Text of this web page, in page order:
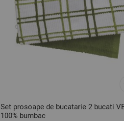
Set prosoape de bucatarie 2 bucati
100% bumbac